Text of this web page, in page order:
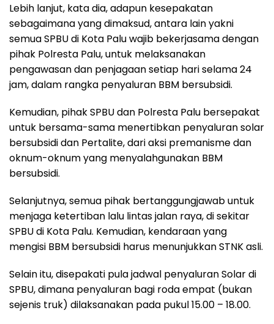
Lebih lanjut, kata dia, adapun kesepakatan
sebagaimana yang dimaksud, antara lain yakni
semua SPBU di Kota Palu wajib bekerjasama dengan
pihak Polresta Palu, untuk melaksanakan
pengawasan dan penjagaan setiap hari selama 24
jam, dalam rangka penyaluran BBM bersubsidi.
Kemudian, pihak SPBU dan Polresta Palu bersepakat
untuk bersama-sama menertibkan penyaluran solar
bersubsidi dan Pertalite, dari aksi premanisme dan
oknum-oknum yang menyalahgunakan BBM
bersubsidi.
Selanjutnya, semua pihak bertanggungjawab untuk
menjaga ketertiban lalu lintas jalan raya, di sekitar
SPBU di Kota Palu. Kemudian, kendaraan yang
mengisi BBM bersubsidi harus menunjukkan STNK asli.
Selain itu, disepakati pula jadwal penyaluran Solar di
SPBU, dimana penyaluran bagi roda empat (bukan
sejenis truk) dilaksanakan pada pukul 15.00 – 18.00.